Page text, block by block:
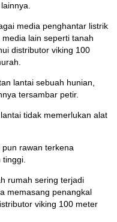
media penghantar listrik
lain seperti tanah
distributor viking 100
lantai sebuah hunian,
tersambar petir.
tidak memerlukan alat
rawan terkena
rumah sering terjadi
memasang penangkal
viking 100 meter